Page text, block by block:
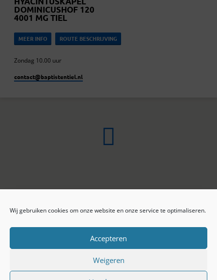
Wij gebruiken cookies om onze website en onze service te optimaliseren.
Accepteren
Weigeren
DOMINICUSHOF 120
4001 MG TIEL
MEER INFO ROUTE BESCHRIJVING
Zondag 10.00 uur
contact​@baptistentiel.nl
ONLINE ARCHIEF
Privacy beleid